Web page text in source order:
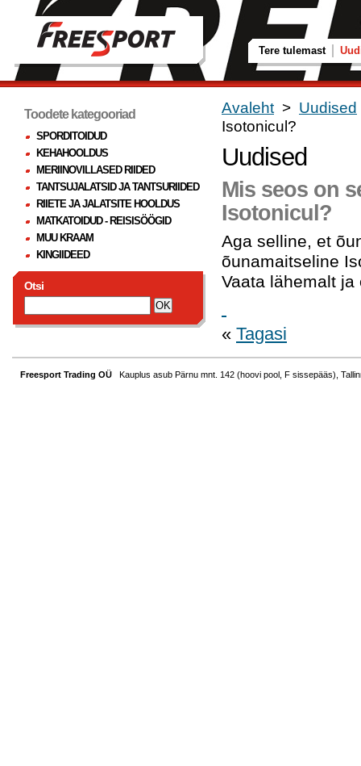
Tere tulemast
Avaleht > Uudised
Isotonicul?
Uudised
Mis seos on
Isotonicul?
Aga selline, et
õunamaitseline
Vaata lähemalt ja
« Tagasi
Toodete kategooriad
SPORDITOIDUD
KEHAHOOLDUS
MERIINOVILLASED RIIDED
TANTSUJALATSID JA TANTSURIIDED
RIIETE JA JALATSITE HOOLDUS
MATKATOIDUD - REISISÖÖGID
MUU KRAAM
KINGIIDEED
Otsi
Freesport Trading OÜ Kauplus asub Pärnu mnt. 142 (hoovi pool, F sissepääs),